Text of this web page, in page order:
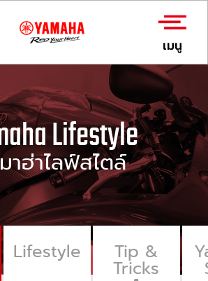
เมนู
Lifestyle
าฮ่าไลฟ์สไตล์
Lifestyle Tip &
Tricks